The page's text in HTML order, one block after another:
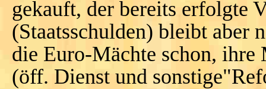
gekauft, der bereits erfolgte
(Staatsschulden) bleibt aber
die Euro-Mächte schon, ihre
(öff. Dienst und